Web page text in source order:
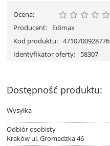
Ocena:
Producent:
Edimax
Kod produktu: 4710700928776
Identyfikator oferty:
58307
Dostępność produktu:
Wysyłka
Odbiór osobisty
Kraków ul. Gromadzka 46